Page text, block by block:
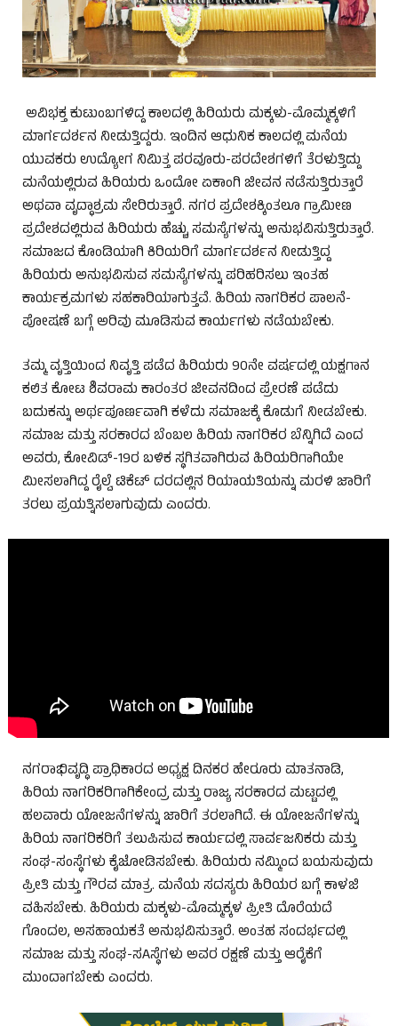
ಅವಿಭಕ್ತ ಕುಟುಂಬಗಳಿದ್ದ ಕಾಲದಲ್ಲಿ ಹಿರಿಯರು ಮಕ್ಕಳು-ಮೊಮ್ಮಕ್ಕಳಿಗೆ
ಮಾರ್ಗದರ್ಶನ ನೀಡುತ್ತಿದ್ದರು. ಇಂದಿನ ಆಧುನಿಕ ಕಾಲದಲ್ಲಿ ಮನೆಯ
ಯುವಕರು ಉದ್ಯೋಗ ನಿಮಿತ್ತ ಪರವೂರು-ಪರದೇಶಗಳಿಗೆ ತೆರಳುತ್ತಿದ್ದು
ಮನೆಯಲ್ಲಿರುವ ಹಿರಿಯರು ಒಂದೋ ಏಕಾಂಗಿ ಜೀವನ ನಡೆಸುತ್ತಿರುತ್ತಾರೆ
ಅಥವಾ ವೃದ್ಧಾಶ್ರಮ ಸೇರಿರುತ್ತಾರೆ. ನಗರ ಪ್ರದೇಶಕ್ಕಿಂತಲೂ ಗ್ರಾಮೀಣ
ಪ್ರದೇಶದಲ್ಲಿರುವ ಹಿರಿಯರು ಹೆಚ್ಚು ಸಮಸ್ಯೆಗಳನ್ನು ಅನುಭವಿಸುತ್ತಿರುತ್ತಾರೆ.
ಸಮಾಜದ ಕೊಂಡಿಯಾಗಿ ಕಿರಿಯರಿಗೆ ಮಾರ್ಗದರ್ಶನ ನೀಡುತ್ತಿದ್ದ
ಹಿರಿಯರು ಅನುಭವಿಸುವ ಸಮಸ್ಯೆಗಳನ್ನು ಪರಿಹರಿಸಲು ಇಂತಹ
ಕಾರ್ಯಕ್ರಮಗಳು ಸಹಕಾರಿಯಾಗುತ್ತವೆ. ಹಿರಿಯ ನಾಗರಿಕರ ಪಾಲನೆ-
ಪೋಷಣೆ ಬಗ್ಗೆ ಅರಿವು ಮೂಡಿಸುವ ಕಾರ್ಯಗಳು ನಡೆಯಬೇಕು.
ತಮ್ಮ ವೃತ್ತಿಯಿಂದ ನಿವೃತ್ತಿ ಪಡೆದ ಹಿರಿಯರು 90ನೇ ವರ್ಷದಲ್ಲಿ ಯಕ್ಷಗಾನ
ಕಲಿತ ಕೋಟ ಶಿವರಾಮ ಕಾರಂತರ ಜೀವನದಿಂದ ಪ್ರೇರಣೆ ಪಡೆದು
ಬದುಕನ್ನು ಅರ್ಥಪೂರ್ಣವಾಗಿ ಕಳೆದು ಸಮಾಜಕ್ಕೆ ಕೊಡುಗೆ ನೀಡಬೇಕು.
ಸಮಾಜ ಮತ್ತು ಸರಕಾರದ ಬೆಂಬಲ ಹಿರಿಯ ನಾಗರಿಕರ ಬೆನ್ನಿಗಿದೆ ಎಂದ
ಅವರು, ಕೋವಿಡ್-19ರ ಬಳಿಕ ಸ್ಥಗಿತವಾಗಿರುವ ಹಿರಿಯರಿಗಾಗಿಯೇ
ಮೀಸಲಾಗಿದ್ದ ರೈಲ್ವೆ ಟಿಕೆಟ್ ದರದಲ್ಲಿನ ರಿಯಾಯತಿಯನ್ನು ಮರಳಿ ಜಾರಿಗೆ
ತರಲು ಪ್ರಯತ್ನಿಸಲಾಗುವುದು ಎಂದರು.
ನಗರಾಭಿವೃದ್ಧಿ ಪ್ರಾಧಿಕಾರದ ಅಧ್ಯಕ್ಷ ದಿನಕರ ಹೇರೂರು ಮಾತನಾಡಿ,
ಹಿರಿಯ ನಾಗರಿಕರಿಗಾಗಿಕೇಂದ್ರ ಮತ್ತು ರಾಜ್ಯ ಸರಕಾರದ ಮಟ್ಟದಲ್ಲಿ
ಹಲವಾರು ಯೋಜನೆಗಳನ್ನು ಜಾರಿಗೆ ತರಲಾಗಿದೆ. ಈ ಯೋಜನೆಗಳನ್ನು
ಹಿರಿಯ ನಾಗರಿಕರಿಗೆ ತಲುಪಿಸುವ ಕಾರ್ಯದಲ್ಲಿ ಸಾರ್ವಜನಿಕರು ಮತ್ತು
ಸಂಘ-ಸಂಸ್ಥೆಗಳು ಕೈಜೋಡಿಸಬೇಕು. ಹಿರಿಯರು ನಮ್ಮಿಂದ ಬಯಸುವುದು
ಪ್ರೀತಿ ಮತ್ತು ಗೌರವ ಮಾತ್ರ. ಮನೆಯ ಸದಸ್ಯರು ಹಿರಿಯರ ಬಗ್ಗೆ ಕಾಳಜಿ
ವಹಿಸಬೇಕು. ಹಿರಿಯರು ಮಕ್ಕಳು-ಮೊಮ್ಮಕ್ಕಳ ಪ್ರೀತಿ ದೊರೆಯದೆ
ಗೊಂದಲ, ಅಸಹಾಯಕತೆ ಅನುಭವಿಸುತ್ತಾರೆ. ಅಂತಹ ಸಂದರ್ಭದಲ್ಲಿ
ಸಮಾಜ ಮತ್ತು ಸಂಘ-ಸAಸ್ಥೆಗಳು ಅವರ ರಕ್ಷಣೆ ಮತ್ತು ಆರೈಕೆಗೆ
ಮುಂದಾಗಬೇಕು ಎಂದರು.